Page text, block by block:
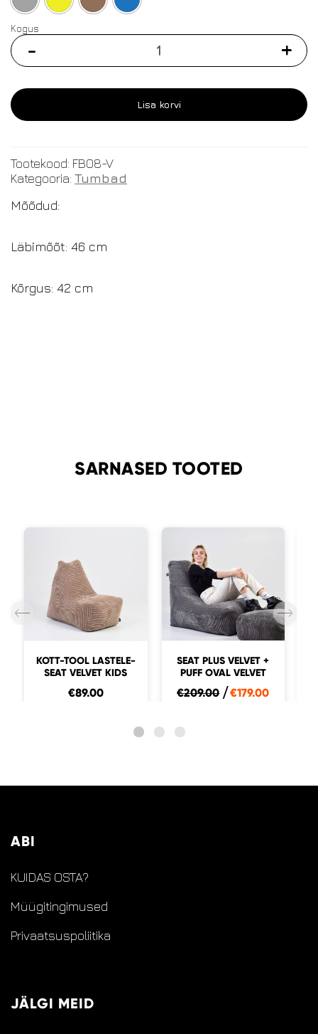
Kogus
+
-
Lisa korvi
Tootekood: FB08-V
Kategooria: Tumbad
Mõõdud:
Läbimõõt: 46 cm
Kõrgus: 42 cm
SARNASED TOOTED
KOTT-TOOL LASTELE-
SEAT VELVET KIDS
€89.00
SEAT PLUS VELVET +
PUFF OVAL VELVET
€209.00 €179.00
ABI
KUIDAS OSTA?
Müügitingimused
Privaatsuspoliitika
JÄLGI MEID